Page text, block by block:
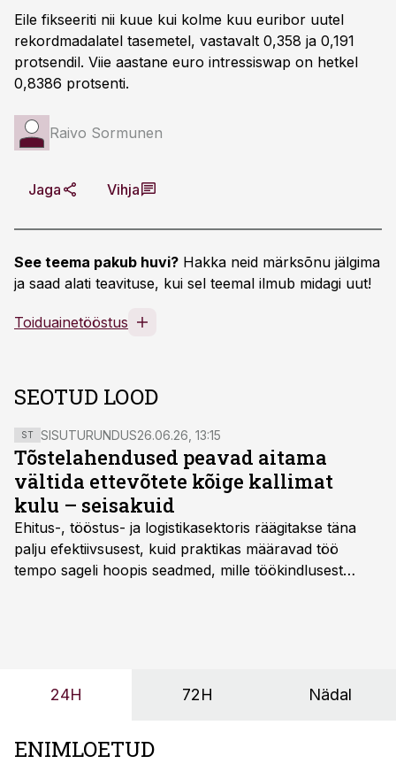
Eile fikseeriti nii kuue kui kolme kuu euribor uutel
rekordmadalatel tasemetel, vastavalt 0,358 ja 0,191
protsendil. Viie aastane euro intressiswap on hetkel
0,8386 protsenti.
Raivo Sormunen
Jaga Vihja
See teema pakub huvi? Hakka neid märksõnu jälgima
ja saad alati teavituse, kui sel teemal ilmub midagi uut!
Toiduainetööstus
SEOTUD LOOD
ST SISUTURUNDUS26.06.26, 13:15
Tõstelahendused peavad aitama
vältida ettevõtete kõige kallimat
kulu – seisakuid
Ehitus-, tööstus- ja logistikasektoris räägitakse täna
palju efektiivsusest, kuid praktikas määravad töö
tempo sageli hoopis seadmed, mille töökindlusest
24H 72H Nädal
ENIMLOETUD